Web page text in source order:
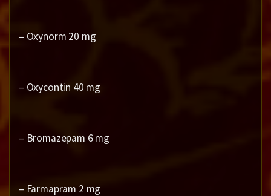
– Oxynorm 20 mg
– Oxycontin 40 mg
– Bromazepam 6 mg
– Farmapram 2 mg